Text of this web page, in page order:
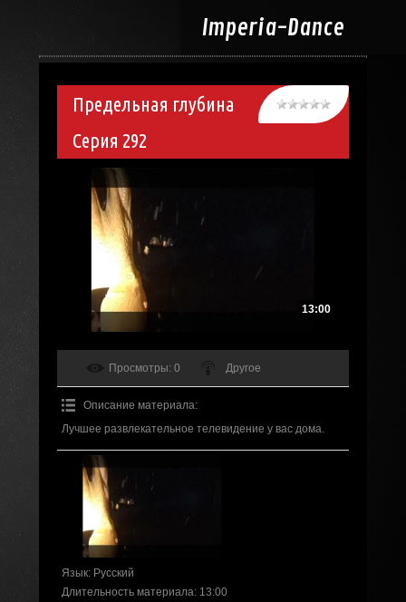
Imperia-Dance
Предельная глубина
Серия 292
13:00
Просмотры: 0 Другое
Описание материала:
Лучшее развлекательное телевидение у вас дома.
Язык: Русский
Длительность материала: 13:00